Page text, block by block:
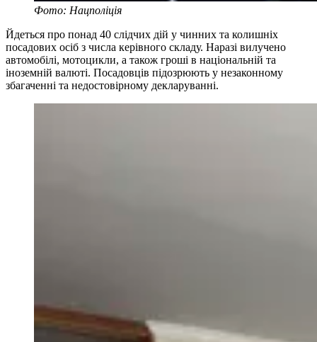
Фото: Нацполіція
Йдеться про понад 40 слідчих дій у чинних та колишніх
посадових осіб з числа керівного складу. Наразі вилучено
автомобілі, мотоцикли, а також гроші в національній та
іноземній валюті. Посадовців підозрюють у незаконному
збагаченні та недостовірному декларуванні.